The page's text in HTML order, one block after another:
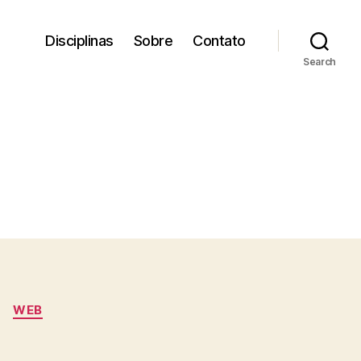
Disciplinas Sobre Contato
Search
WEB